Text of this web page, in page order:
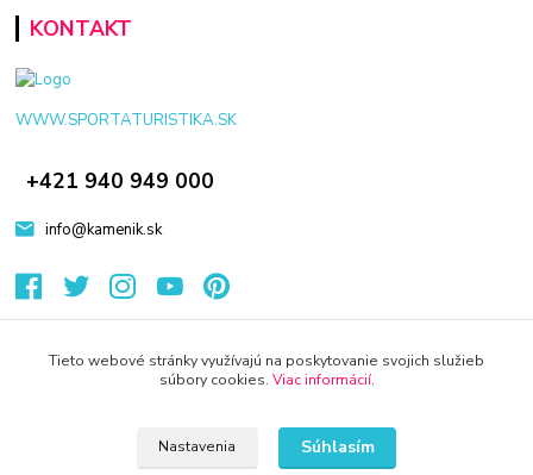
KONTAKT
WWW.SPORTATURISTIKA.SK
+421 940 949 000
info@kamenik.sk
Tieto webové stránky využívajú na poskytovanie svojich služieb
súbory cookies. Viac informácií.
Nastavenia Súhlasím